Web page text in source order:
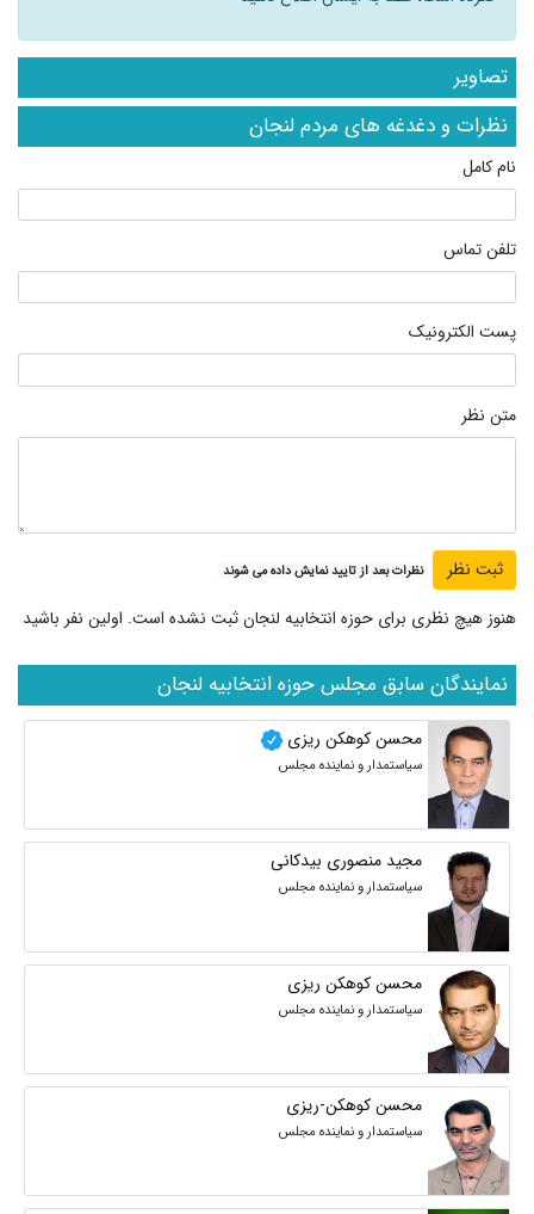
تصاویر
نظرات و دغدغه های مردم لنجان
نام کامل
تلفن تماس
پست الکترونیک
متن نظر
نظرات بعد از تایید نمایش داده می شوند
هنوز هیچ نظری برای حوزه انتخابیه لنجان ثبت نشده است. اولین نفر باشید
نمایندگان سابق مجلس حوزه انتخابیه لنجان
محسن کوهکن ریزی
سیاستمدار و نماینده مجلس
مجید منصوری بیدکانی
سیاستمدار و نماینده مجلس
محسن کوهکن ریزی
سیاستمدار و نماینده مجلس
محسن کوهکن-ریزی
سیاستمدار و نماینده مجلس